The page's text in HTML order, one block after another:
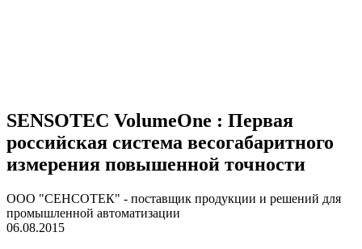
SENSOTEC VolumeOne : Первая
российская система весогабаритного
измерения повышенной точности
ООО "СЕНСОТЕК" - поставщик продукции и решений для
промышленной автоматизации
06.08.2015